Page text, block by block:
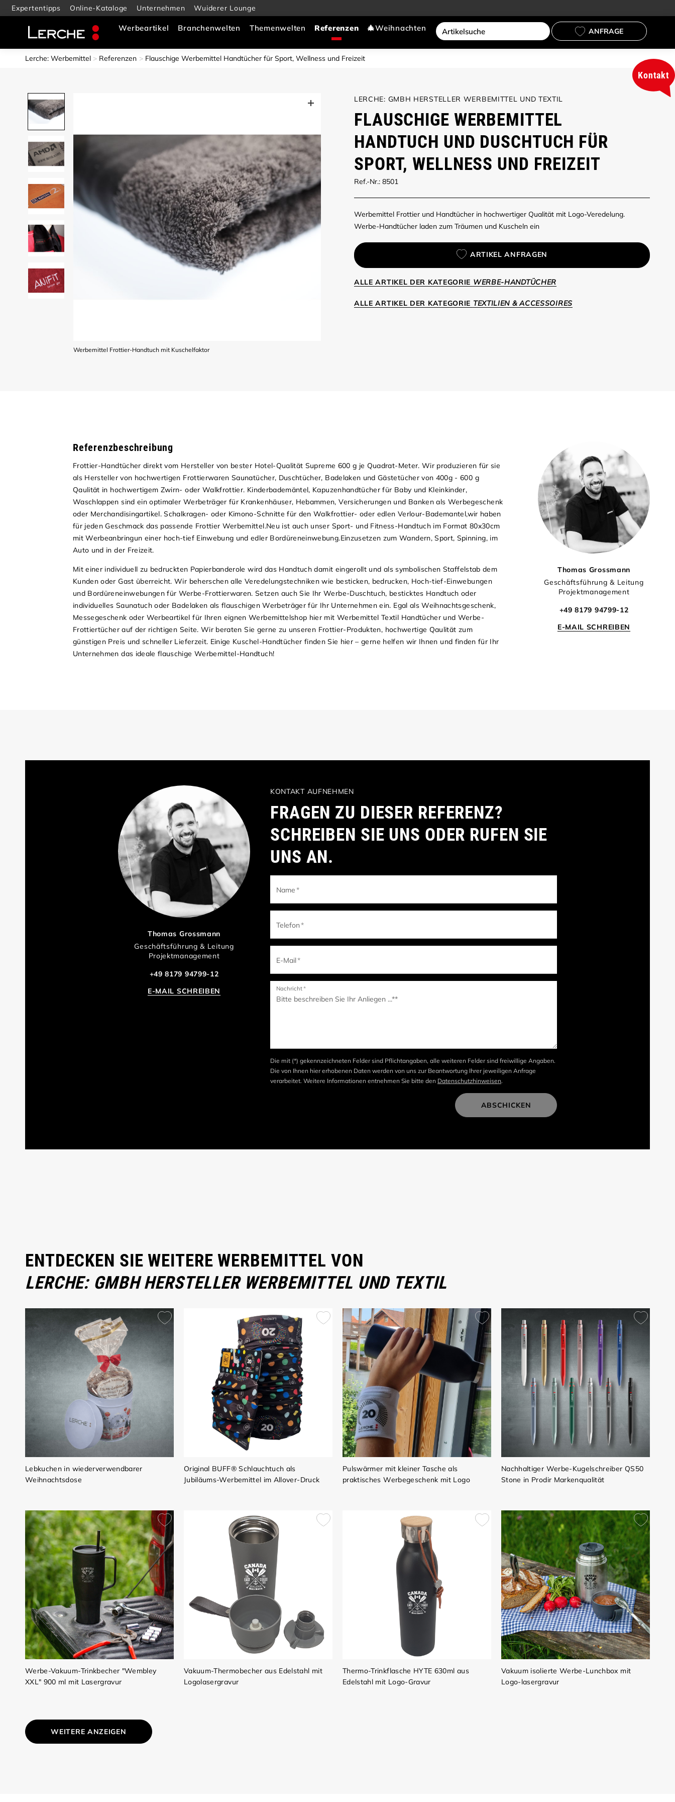
Expertentipps Online-Kataloge Unternehmen Wuiderer Lounge
Werbeartikel Branchenwelten Themenwelten 🎄Weihnachten ANFRAGE
Lerche: Werbemittel Referenzen Flauschige Werbemittel Handtücher für Sport, Wellness und Freizeit
Werbemittel Frottier-Handtuch mit Kuschelfaktor
LERCHE: GMBH HERSTELLER WERBEMITTEL UND TEXTIL
FLAUSCHIGE WERBEMITTEL
HANDTUCH UND DUSCHTUCH FÜR
SPORT, WELLNESS UND FREIZEIT
Ref.-Nr.: 8501
Werbemittel Frottier und Handtücher in hochwertiger Qualität mit Logo-Veredelung.
Werbe-Handtücher laden zum Träumen und Kuscheln ein
ARTIKEL ANFRAGEN
ALLE ARTIKEL DER KATEGORIE WERBE-HANDTÜCHER
ALLE ARTIKEL DER KATEGORIE TEXTILIEN & ACCESSOIRES
Referenzbeschreibung
Frottier-Handtücher direkt vom Hersteller von bester Hotel-Qualität Supreme 600 g je Quadrat-Meter. Wir produzieren für sie
als Hersteller von hochwertigen Frottierwaren Saunatücher, Duschtücher, Badelaken und Gästetücher von 400g - 600 g
Qaulität in hochwertigem Zwirn- oder Walkfrottier. Kinderbademäntel, Kapuzenhandtücher für Baby und Kleinkinder,
Waschlappen sind ein optimaler Werbeträger für Krankenhäuser, Hebammen, Versicherungen und Banken als Werbegeschenk
oder Merchandisingartikel. Schalkragen- oder Kimono-Schnitte für den Walkfrottier- oder edlen Verlour-Bademantel,wir haben
für jeden Geschmack das passende Frottier Werbemittel.Neu ist auch unser Sport- und Fitness-Handtuch im Format 80x30cm
mit Werbeanbringun einer hoch-tief Einwebung und edler Bordüreneinwebung.Einzusetzen zum Wandern, Sport, Spinning, im
Auto und in der Freizeit.
Mit einer individuell zu bedruckten Papierbanderole wird das Handtuch damit eingerollt und als symbolischen Staffelstab dem
Kunden oder Gast überreicht. Wir beherschen alle Veredelungstechniken wie besticken, bedrucken, Hoch-tief-Einwebungen
und Bordüreneinwebungen für Werbe-Frottierwaren. Setzen auch Sie Ihr Werbe-Duschtuch, besticktes Handtuch oder
individuelles Saunatuch oder Badelaken als flauschigen Werbeträger für Ihr Unternehmen ein. Egal als Weihnachtsgeschenk,
Messegeschenk oder Werbeartikel für Ihren eignen Werbemittelshop hier mit Werbemittel Textil Handtücher und Werbe-
Frottiertücher auf der richtigen Seite. Wir beraten Sie gerne zu unseren Frottier-Produkten, hochwertige Qaulität zum
günstigen Preis und schneller Lieferzeit. Einige Kuschel-Handtücher finden Sie hier – gerne helfen wir Ihnen und finden für Ihr
Unternehmen das ideale flauschige Werbemittel-Handtuch!
Thomas Grossmann
Geschäftsführung & Leitung
Projektmanagement
+49 8179 94799-12
E-MAIL SCHREIBEN
Thomas Grossmann
Geschäftsführung & Leitung
Projektmanagement
+49 8179 94799-12
E-MAIL SCHREIBEN
KONTAKT AUFNEHMEN
FRAGEN ZU DIESER REFERENZ?
SCHREIBEN SIE UNS ODER RUFEN SIE
UNS AN.
Name*
Telefon*
E-Mail*
Nachricht*
Die mit (*) gekennzeichneten Felder sind Pflichtangaben, alle weiteren Felder sind freiwillige Angaben.
Die von Ihnen hier erhobenen Daten werden von uns zur Beantwortung Ihrer jeweiligen Anfrage
verarbeitet. Weitere Informationen entnehmen Sie bitte den Datenschutzhinweisen.
ABSCHICKEN
ENTDECKEN SIE WEITERE WERBEMITTEL VON
LERCHE: GMBH HERSTELLER WERBEMITTEL UND TEXTIL
Lebkuchen in wiederverwendbarer
Weihnachtsdose
Original BUFF® Schlauchtuch als
Jubiläums-Werbemittel im Allover-Druck
Pulswärmer mit kleiner Tasche als
praktisches Werbegeschenk mit Logo
Nachhaltiger Werbe-Kugelschreiber QS50
Stone in Prodir Markenqualität
Werbe-Vakuum-Trinkbecher "Wembley
XXL" 900 ml mit Lasergravur
Vakuum-Thermobecher aus Edelstahl mit
Logolasergravur
Thermo-Trinkflasche HYTE 630ml aus
Edelstahl mit Logo-Gravur
Vakuum isolierte Werbe-Lunchbox mit
Logo-lasergravur
WEITERE ANZEIGEN
Kontakt